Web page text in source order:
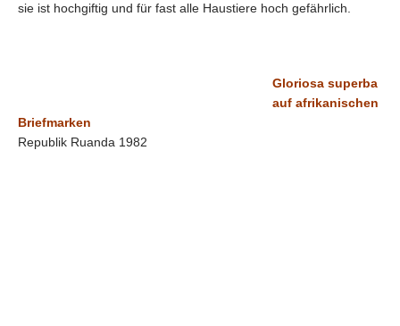
sie ist hochgiftig und für fast alle Haustiere hoch gefährlich.
Gloriosa superba
auf afrikanischen
Briefmarken
Republik Ruanda 1982